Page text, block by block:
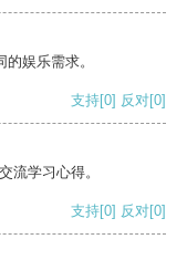
娱乐需求。
支持[0] 反对[0]
流学习心得。
支持[0] 反对[0]